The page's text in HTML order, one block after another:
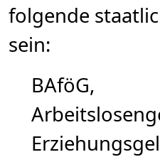
folgende
sein:
BAföG,